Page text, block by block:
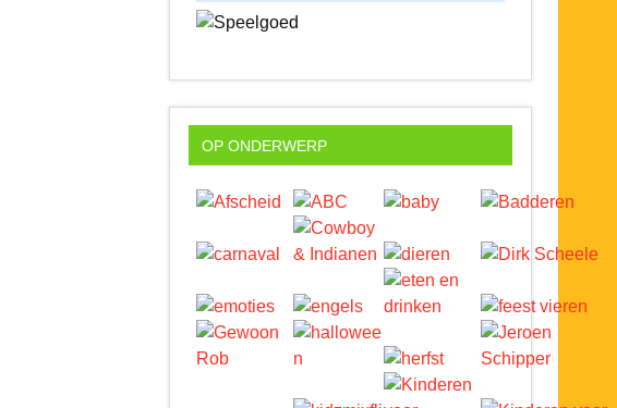
OP ONDERWERP